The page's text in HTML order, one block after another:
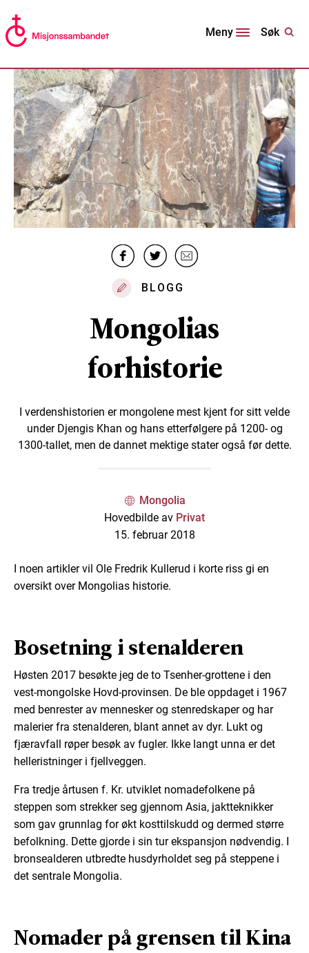
Meny Søk
BLOGG
Mongolias
forhistorie
I verdenshistorien er mongolene mest kjent for sitt velde
under Djengis Khan og hans etterfølgere på 1200- og
1300-tallet, men de dannet mektige stater også før dette.
Mongolia
Hovedbilde av Privat
15. februar 2018
I noen artikler vil Ole Fredrik Kullerud i korte riss gi en
oversikt over Mongolias historie.
Bosetning i stenalderen
Høsten 2017 besøkte jeg de to Tsenher-grottene i den
vest-mongolske Hovd-provinsen. De ble oppdaget i 1967
med benrester av mennesker og stenredskaper og har
malerier fra stenalderen, blant annet av dyr. Lukt og
fjæravfall røper besøk av fugler. Ikke langt unna er det
helleristninger i fjellveggen.
Fra tredje årtusen f. Kr. utviklet nomadefolkene på
steppen som strekker seg gjennom Asia, jaktteknikker
som gav grunnlag for økt kosttilskudd og dermed større
befolkning. Dette gjorde i sin tur ekspansjon nødvendig. I
bronsealderen utbredte husdyrholdet seg på steppene i
det sentrale Mongolia.
Nomader på grensen til Kina